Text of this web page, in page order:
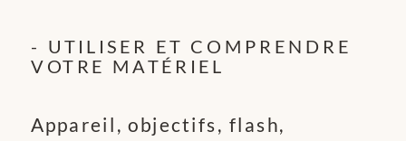
- UTILISER ET COMPRENDRE
VOTRE MATÉRIEL
Appareil, objectifs, flash,